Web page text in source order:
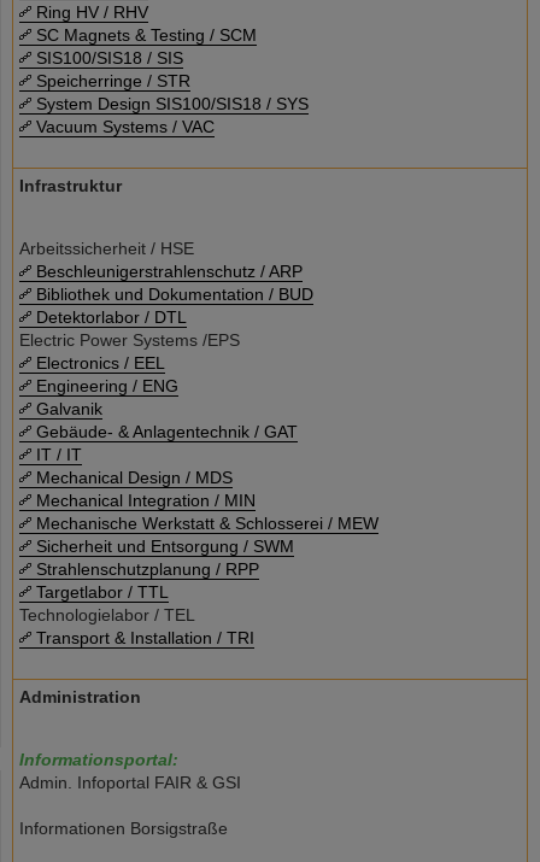
Ring HV / RHV
SC Magnets & Testing / SCM
SIS100/SIS18 / SIS
Speicherringe / STR
System Design SIS100/SIS18 / SYS
Vacuum Systems / VAC
Infrastruktur
Arbeitssicherheit / HSE
Beschleunigerstrahlenschutz / ARP
Bibliothek und Dokumentation / BUD
Detektorlabor / DTL
Electric Power Systems /EPS
Electronics / EEL
Engineering / ENG
Galvanik
Gebäude- & Anlagentechnik / GAT
IT / IT
Mechanical Design / MDS
Mechanical Integration / MIN
Mechanische Werkstatt & Schlosserei / MEW
Sicherheit und Entsorgung / SWM
Strahlenschutzplanung / RPP
Targetlabor / TTL
Technologielabor / TEL
Transport & Installation / TRI
Administration
Informationsportal:
Admin. Infoportal FAIR & GSI
Informationen Borsigstraße